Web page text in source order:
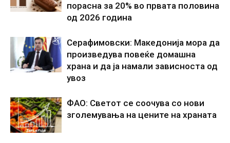
порасна за 20% во првата половина
од 2026 година
Серафимовски: Македонија мора да
произведува повеќе домашна
храна и да ја намали зависноста од
увоз
ФАО: Светот се соочува со нови
зголемувања на цените на храната